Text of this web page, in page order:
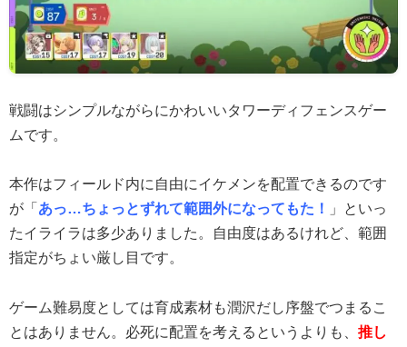
戦闘はシンプルながらにかわいいタワーディフェンスゲー
ムです。
本作はフィールド内に自由にイケメンを配置できるのです
が「 あっ…ちょっとずれて範囲外になってもた！
」といっ
たイライラは多少ありました。自由度はあるけれど、範囲
指定がちょい厳し目です。
ゲーム難易度としては育成素材も潤沢だし序盤でつまるこ
とはありません。必死に配置を考えるというよりも、 推し